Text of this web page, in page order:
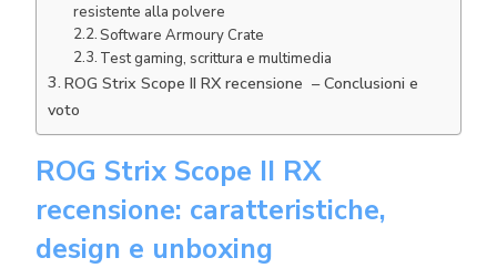
resistente alla polvere
Software Armoury Crate
Test gaming, scrittura e multimedia
ROG Strix Scope II RX recensione – Conclusioni e
voto
ROG Strix Scope II RX
recensione: caratteristiche,
design e unboxing